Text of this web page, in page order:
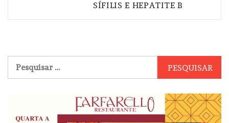
SÍFILIS E HEPATITE B